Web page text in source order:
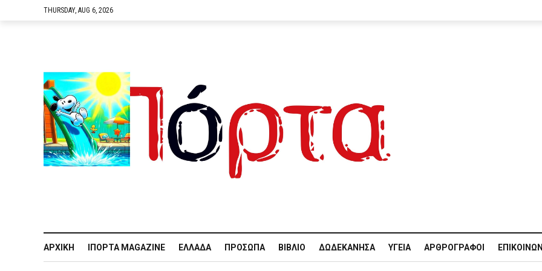
THURSDAY, AUG 6, 2026
ΑΡΧΙΚΉ IΠΌΡΤΑ MAGAZINE ΕΛΛΆΔΑ ΠΡΌΣΩΠΑ ΒΙΒΛΊΟ ΔΩΔΕΚΆΝΗΣΑ ΥΓΕΊΑ ΑΡΘΡΟΓΡΆΦΟΙ